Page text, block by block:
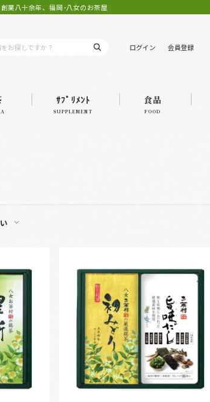
創業八十余年、福岡･八女のお茶屋
ログイン 会員登録
ｻﾌﾟﾘﾒﾝﾄ
SUPPLEMENT
食品
FOOD